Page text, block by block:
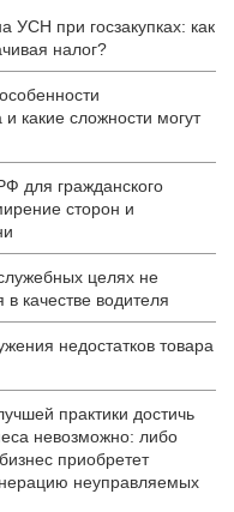
УСН при госзакупках: как
налог?
какие сложности могут
для гражданского
сторон и
целях не
в качестве водителя
недостатков товара
практики достичь
невозможно: либо
приобретет
неуправляемых